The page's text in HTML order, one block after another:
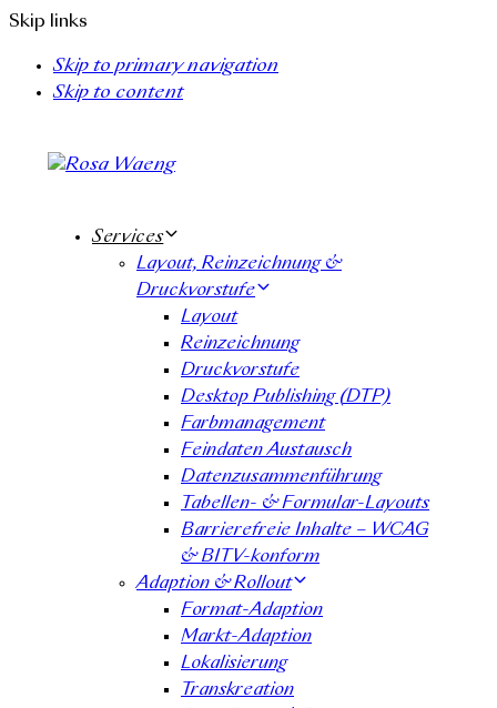
Skip links
Skip to primary navigation
Skip to content
Services
Layout, Reinzeichnung &
Druckvorstufe
Layout
Reinzeichnung
Druckvorstufe
Desktop Publishing (DTP)
Farbmanagement
Feindaten Austausch
Datenzusammenführung
Tabellen- & Formular-Layouts
Barrierefreie Inhalte – WCAG
& BITV-konform
Adaption & Rollout
Format-Adaption
Markt-Adaption
Lokalisierung
Transkreation